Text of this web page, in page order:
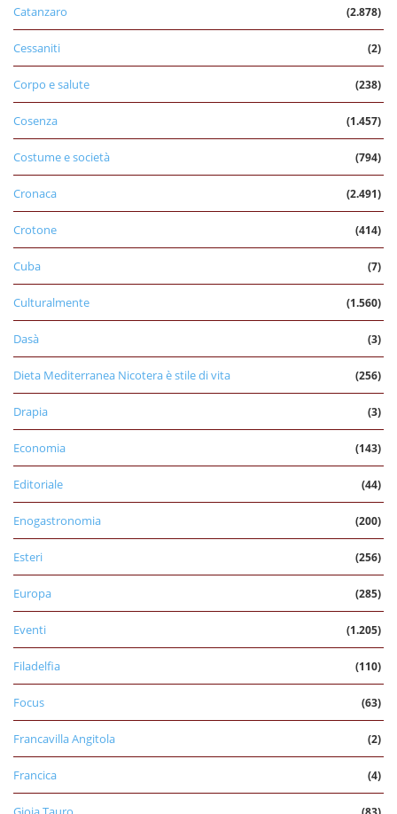
Catanzaro (2.878)
Cessaniti (2)
Corpo e salute (238)
Cosenza (1.457)
Costume e società (794)
Cronaca (2.491)
Crotone (414)
Cuba (7)
Culturalmente (1.560)
Dasà (3)
Dieta Mediterranea Nicotera è stile di vita (256)
Drapia (3)
Economia (143)
Editoriale (44)
Enogastronomia (200)
Esteri (256)
Europa (285)
Eventi (1.205)
Filadelfia (110)
Focus (63)
Francavilla Angitola (2)
Francica (4)